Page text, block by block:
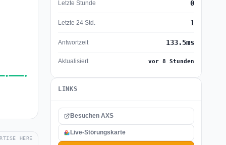
HERE
Letzte Stunde 0
Letzte 24 Std. 1
Antwortzeit 133.5ms
Aktualisiert vor 8 Stunden
LINKS
Besuchen AXS
Live-Störungskarte